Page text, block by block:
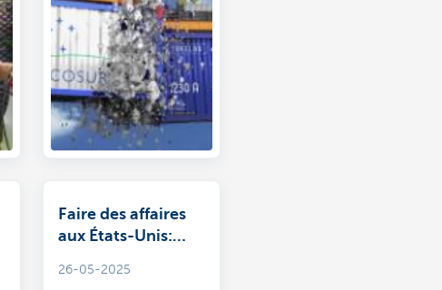
Faire des affaires
aux États-Unis:
et opportunités
26-05-2025